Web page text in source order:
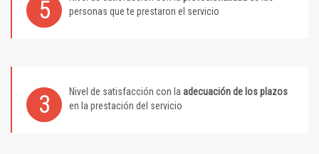
5
personas que te prestaron el servicio
3 Nivel de satisfacción con la adecuación de los plazos
en la prestación del servicio